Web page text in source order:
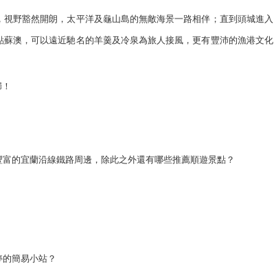
野豁然開朗，太平洋及龜山島的無敵海景一路相伴；直到頭城進入
澳，可以遠近馳名的羊羹及冷泉為旅人接風，更有豐沛的漁港文化
的宜蘭沿線鐵路周邊，除此之外還有哪些推薦順遊景點？
簡易小站？